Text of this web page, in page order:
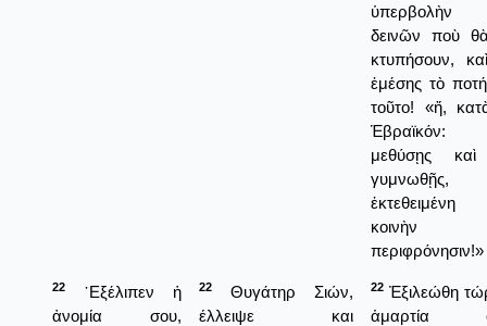
ὑπερβολὴν
δεινῶν ποὺ
κτυπήσουν,
ἐμέσης τὸ
τοῦτο! «ἤ,
μεθύσῃς
γυμνωθῇς,
ἐκτεθειμένη
κοινὴν
περιφρόνησιν!»
22
᾿Εξέλιπεν ἡ
ἀνομία σου,
22
Θυγάτηρ Σιών,
έλλειψε και
22 Ἐξιλεώθη
ἁμαρτία